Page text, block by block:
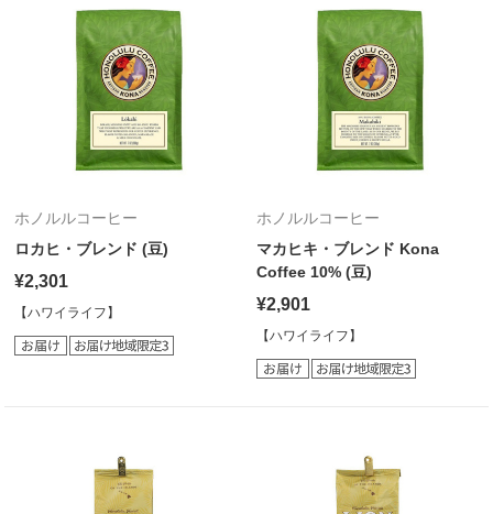
ホノルルコーヒー
ロカヒ・ブレンド (豆)
¥2,301
【ハワイライフ】
ホノルルコーヒー
マカヒキ・ブレンド Kona
Coffee 10% (豆)
¥2,901
【ハワイライフ】